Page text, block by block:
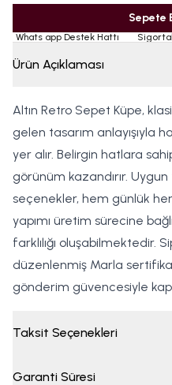
Sepete
Whats app Destek Hattı
Ürün Açıklaması
Altın Retro Sepet Küpe,
gelen tasarım anlayışıyla
yer alır. Belirgin hatlara
görünüm kazandırır.
seçenekler, hem günlük
yapımı üretim sürecine
farklılığı oluşabilmektedir.
düzenlenmiş Marla
gönderim güvencesiyle
Taksit Seçenekleri
Garanti Süresi